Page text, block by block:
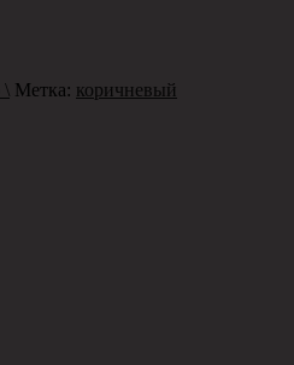
\ Метка: коричневый